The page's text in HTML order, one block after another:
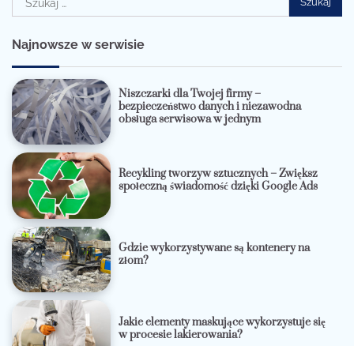
Najnowsze w serwisie
Niszczarki dla Twojej firmy –
bezpieczeństwo danych i niezawodna
obsługa serwisowa w jednym
Recykling tworzyw sztucznych – Zwiększ
społeczną świadomość dzięki Google Ads
Gdzie wykorzystywane są kontenery na
złom?
Jakie elementy maskujące wykorzystuje się
w procesie lakierowania?